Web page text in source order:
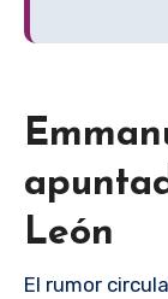
León
El rumor